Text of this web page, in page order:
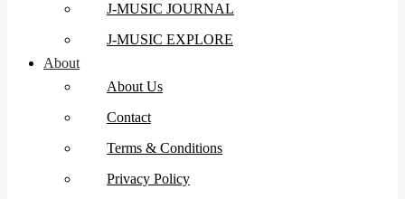
J-MUSIC JOURNAL
J-MUSIC EXPLORE
About
About Us
Contact
Terms & Conditions
Privacy Policy